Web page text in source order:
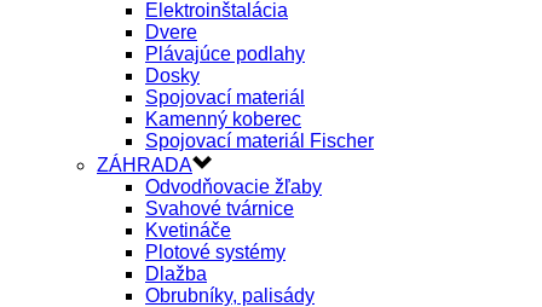
Elektroinštalácia
Dvere
Plávajúce podlahy
Dosky
Spojovací materiál
Kamenný koberec
Spojovací materiál Fischer
ZÁHRADA
Odvodňovacie žľaby
Svahové tvárnice
Kvetináče
Plotové systémy
Dlažba
Obrubníky, palisády